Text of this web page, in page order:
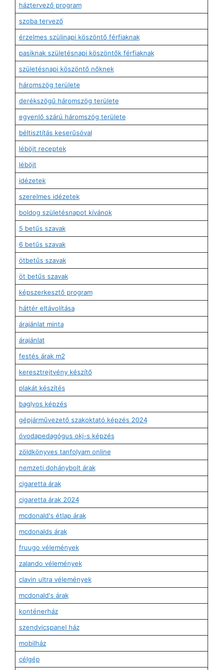
háztervező program
szoba tervező
érzelmes szülinapi köszöntő férfiaknak
pasiknak születésnapi köszöntők férfiaknak
születésnapi köszöntő nőknek
háromszög területe
derékszögű háromszög területe
egyenlő szárú háromszög területe
béltisztítás keserűsóval
léböjt receptek
léböjt
idézetek
szerelmes idézetek
boldog születésnapot kívánok
5 betűs szavak
6 betűs szavak
ötbetűs szavak
öt betűs szavak
képszerkesztő program
háttér eltávolítása
árajánlat minta
árajánlat
festés árak m2
keresztrejtvény készítő
plakát készítés
baglyos képzés
gépjárművezető szakoktató képzés 2024
óvodapedagógus okj-s képzés
zöldkönyves tanfolyam online
nemzeti dohánybolt árak
cigaretta árak
cigaretta árak 2024
mcdonald's étlap árak
mcdonalds árak
fruugo vélemények
zalando vélemények
clavin ultra vélemények
mcdonald's árak
konténerház
szendvicspanel ház
mobilház
célgép